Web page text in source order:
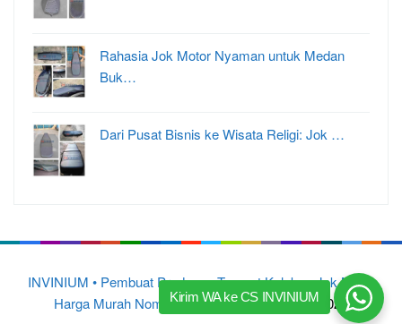
Rahasia Jok Motor Nyaman untuk Medan
Buk…
Dari Pusat Bisnis ke Wisata Religi: Jok …
INVINIUM • Pembuat Produsen Tempat Kulakan Jok Motor
Harga Murah Nomor 1 di Indonesia © 2015 – 2025
Kirim WA ke CS INVINIUM